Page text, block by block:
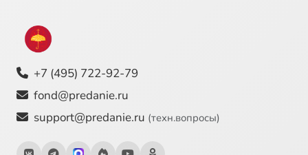
+7 (495) 722-92-79
fond@predanie.ru
support@predanie.ru (техн.вопросы)